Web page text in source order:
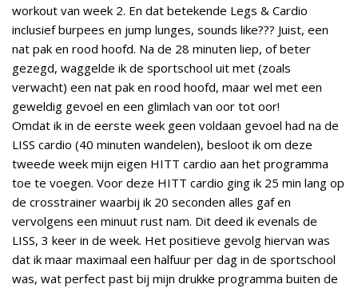
workout van week 2. En dat betekende Legs & Cardio
inclusief burpees en jump lunges, sounds like??? Juist, een
nat pak en rood hoofd. Na de 28 minuten liep, of beter
gezegd, waggelde ik de sportschool uit met (zoals
verwacht) een nat pak en rood hoofd, maar wel met een
geweldig gevoel en een glimlach van oor tot oor!
Omdat ik in de eerste week geen voldaan gevoel had na de
LISS cardio (40 minuten wandelen), besloot ik om deze
tweede week mijn eigen HITT cardio aan het programma
toe te voegen. Voor deze HITT cardio ging ik 25 min lang op
de crosstrainer waarbij ik 20 seconden alles gaf en
vervolgens een minuut rust nam. Dit deed ik evenals de
LISS, 3 keer in de week. Het positieve gevolg hiervan was
dat ik maar maximaal een halfuur per dag in de sportschool
was, wat perfect past bij mijn drukke programma buiten de